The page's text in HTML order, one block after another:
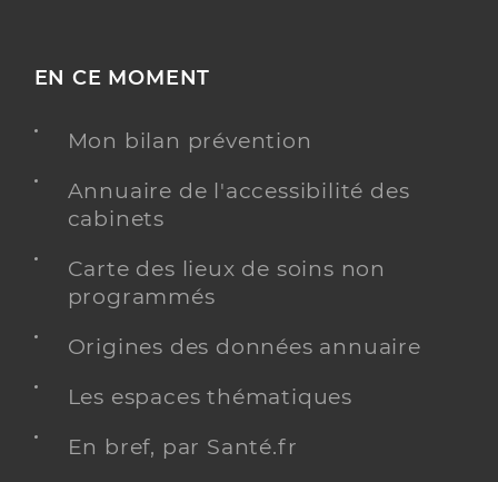
EN CE MOMENT
Mon bilan prévention
Annuaire de l'accessibilité des
cabinets
Carte des lieux de soins non
programmés
Origines des données annuaire
Les espaces thématiques
En bref, par Santé.fr